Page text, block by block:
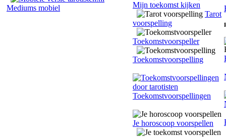
Mediums mobiel
Mijn toekomst kijken
Tarot
voorspelling
Toekomstvoorspeller
Toekomstvoorspelling
Toekomstvoorspellingen
Je horoscoop voorspellen